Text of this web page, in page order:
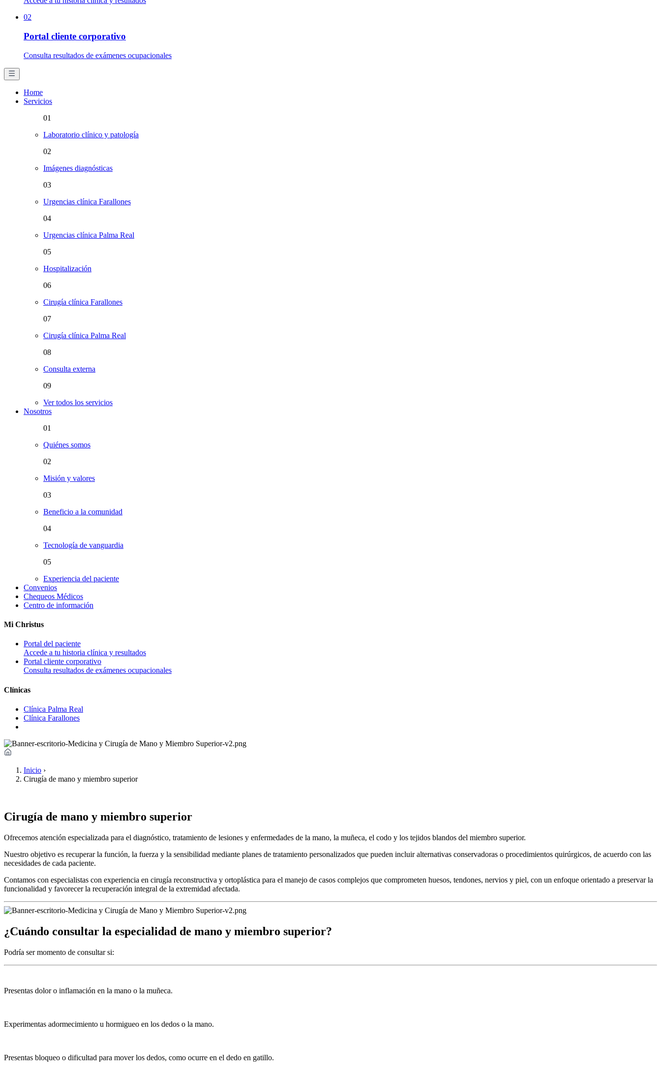
02
Portal cliente corporativo
Consulta resultados de exámenes ocupacionales
Home
Servicios
01
Laboratorio clínico y patología
02
Imágenes diagnósticas
03
Urgencias clínica Farallones
04
Urgencias clínica Palma Real
05
Hospitalización
06
Cirugía clínica Farallones
07
Cirugía clínica Palma Real
08
Consulta externa
09
Ver todos los servicios
Nosotros
01
Quiénes somos
02
Misión y valores
03
Beneficio a la comunidad
04
Tecnología de vanguardia
05
Experiencia del paciente
Convenios
Chequeos Médicos
Centro de información
Mi Christus
Portal del paciente
Accede a tu historia clínica y resultados
Portal cliente corporativo
Consulta resultados de exámenes ocupacionales
Clínicas
Clínica Palma Real
Clínica Farallones
Inicio ›
Cirugía de mano y miembro superior
Cirugía de mano y miembro superior
Ofrecemos atención especializada para el diagnóstico, tratamiento de lesiones y enfermedades de la mano, la muñeca, el codo y los tejidos blandos del miembro superior.
Nuestro objetivo es recuperar la función, la fuerza y la sensibilidad mediante planes de tratamiento personalizados que pueden incluir alternativas conservadoras o procedimientos quirúrgicos, de acuerdo con las
necesidades de cada paciente.
Contamos con especialistas con experiencia en cirugía reconstructiva y ortoplástica para el manejo de casos complejos que comprometen huesos, tendones, nervios y piel, con un enfoque orientado a preservar la
funcionalidad y favorecer la recuperación integral de la extremidad afectada.
¿Cuándo consultar la especialidad de mano y miembro superior?
Podría ser momento de consultar si:
Presentas dolor o inflamación en la mano o la muñeca.
Experimentas adormecimiento u hormigueo en los dedos o la mano.
Presentas bloqueo o dificultad para mover los dedos, como ocurre en el dedo en gatillo.